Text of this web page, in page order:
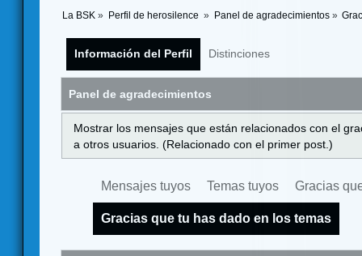
La BSK » Perfil de herosilence » Panel de agradecimientos»
Información del Perfil Distinciones
Panel de agradecimientos
Mostrar los mensajes que están relacionados con el
a otros usuarios. (Relacionado con el primer post.)
Mensajes tuyos Temas tuyos Gracias
Gracias que tu has dado en los temas